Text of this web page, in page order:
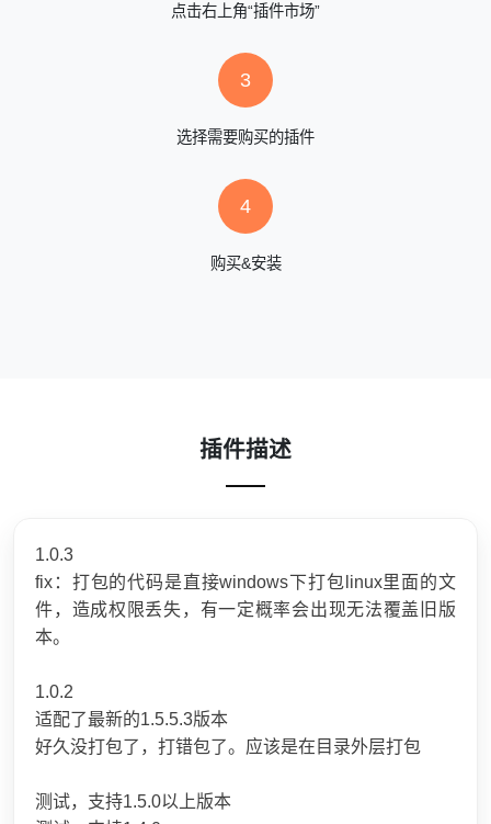
点击右上角“插件市场”
3
选择需要购买的插件
4
购买&安装
插件描述
1.0.3
fix：打包的代码是直接windows下打包linux里面的文
件，造成权限丢失，有一定概率会出现无法覆盖旧版
本。
1.0.2
适配了最新的1.5.5.3版本
好久没打包了，打错包了。应该是在目录外层打包
测试，支持1.5.0以上版本